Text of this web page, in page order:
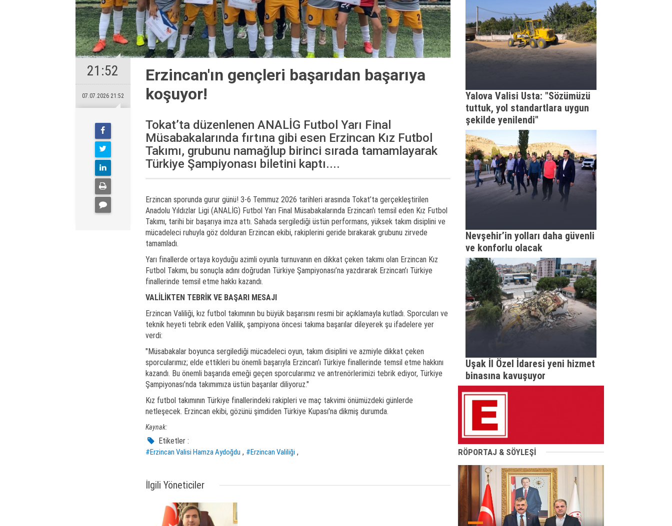
21:52
07.07.2026 21:52
Erzincan'ın gençleri başarıdan başarıya
koşuyor!
Tokat’ta düzenlenen ANALİG Futbol Yarı Final
Müsabakalarında fırtına gibi esen Erzincan Kız Futbol
Takımı, grubunu namağlup birinci sırada tamamlayarak
Türkiye Şampiyonası biletini kaptı....
Erzincan sporunda gurur günü! 3-6 Temmuz 2026 tarihleri arasında Tokat’ta gerçekleştirilen
Anadolu Yıldızlar Ligi (ANALİG) Futbol Yarı Final Müsabakalarında Erzincan'ı temsil eden Kız Futbol
Takımı, tarihi bir başarıya imza attı. Sahada sergilediği üstün performans, yüksek takım disiplini ve
mücadeleci ruhuyla göz dolduran Erzincan ekibi, rakiplerini geride bırakarak grubunu zirvede
tamamladı.
​Yarı finallerde ortaya koyduğu azimli oyunla turnuvanın en dikkat çeken takımı olan Erzincan Kız
Futbol Takımı, bu sonuçla adını doğrudan Türkiye Şampiyonası’na yazdırarak Erzincan’ı Türkiye
finallerinde temsil etme hakkı kazandı.
VALİLİKTEN TEBRİK VE BAŞARI MESAJI
​Erzincan Valiliği, kız futbol takımının bu büyük başarısını resmi bir açıklamayla kutladı. Sporcuları ve
teknik heyeti tebrik eden Valilik, şampiyona öncesi takıma başarılar dileyerek şu ifadelere yer
verdi:
​"Müsabakalar boyunca sergilediği mücadeleci oyun, takım disiplini ve azmiyle dikkat çeken
sporcularımız; elde ettikleri bu önemli başarıyla Erzincan’ı Türkiye finallerinde temsil etme hakkını
kazandı. Bu önemli başarıda emeği geçen sporcularımız ve antrenörlerimizi tebrik ediyor, Türkiye
Şampiyonası’nda takımımıza üstün başarılar diliyoruz."
​Kız futbol takımının Türkiye finallerindeki rakipleri ve maç takvimi önümüzdeki günlerde
netleşecek. Erzincan ekibi, gözünü şimdiden Türkiye Kupası'na dikmiş durumda.
Kaynak:
Etiketler :
#Erzincan Valisi Hamza Aydoğdu , #Erzincan Valiliği ,
İlgili Yöneticiler
Yalova Valisi Usta: "Sözümüzü
tuttuk, yol standartlara uygun
şekilde yenilendi"
Nevşehir’in yolları daha güvenli
ve konforlu olacak
Uşak İl Özel İdaresi yeni hizmet
binasına kavuşuyor
RÖPORTAJ & SÖYLEŞİ